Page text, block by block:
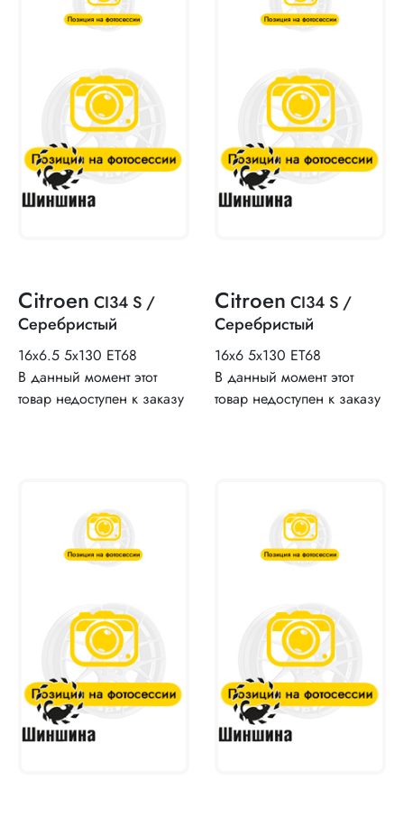
Citroen CI34 S /
Серебристый
16x6.5 5x130 ET68
В данный момент этот
товар недоступен к заказу
Citroen CI34 S /
Серебристый
16x6 5x130 ET68
В данный момент этот
товар недоступен к заказу